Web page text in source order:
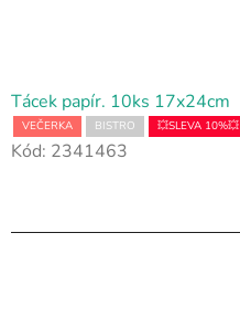
ů
Tácek papír. 10ks 17x24cm
VEČERKA BISTRO 💥SLEVA 10%💥
Kód: 2341463